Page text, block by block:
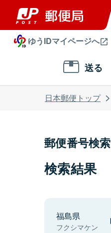
ゆうIDマイページへ
送る
日本郵便トップ
郵便番号検索
検索結果
福島県
フクシマケン